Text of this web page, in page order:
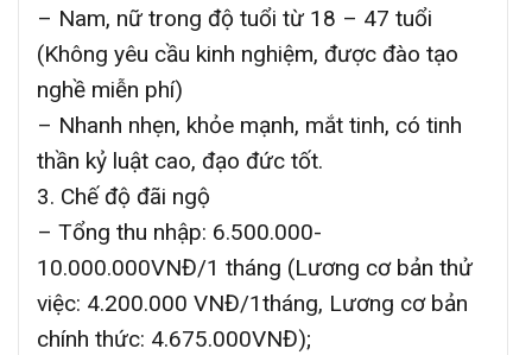
– Nam, nữ trong độ tuổi từ 18 – 47 tuổi
(Không yêu cầu kinh nghiệm, được đào tạo
nghề miễn phí)
– Nhanh nhẹn, khỏe mạnh, mắt tinh, có tinh
thần kỷ luật cao, đạo đức tốt.
3. Chế độ đãi ngộ
– Tổng thu nhập: 6.500.000-
10.000.000VNĐ/1 tháng (Lương cơ bản thử
việc: 4.200.000 VNĐ/1tháng, Lương cơ bản
chính thức: 4.675.000VNĐ);